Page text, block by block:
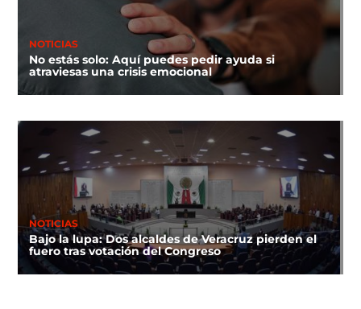
NOTICIAS
No estás solo: Aquí puedes pedir ayuda si
atraviesas una crisis emocional
NOTICIAS
Bajo la lupa: Dos alcaldes de Veracruz pierden el
fuero tras votación del Congreso